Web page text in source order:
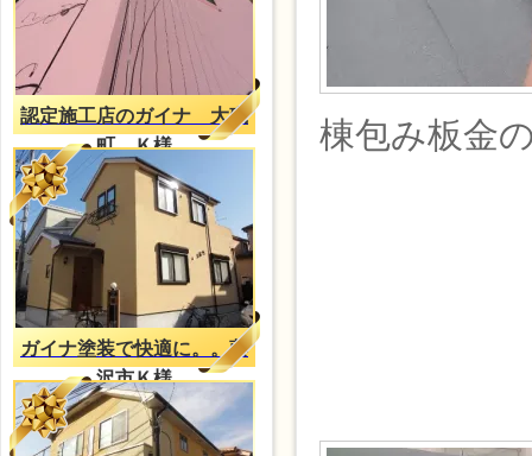
認定施工店のガイナ 大磯
町 Ｋ様
ガイナ塗装で快適に。。藤
沢市Ｋ様
棟包み板金